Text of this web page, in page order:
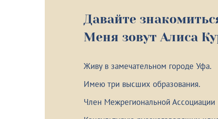
Давайте
Меня зовут Алиса
Живу в замечательном городе Уфа.
Имею три высших образования.
Член Межрегиональной